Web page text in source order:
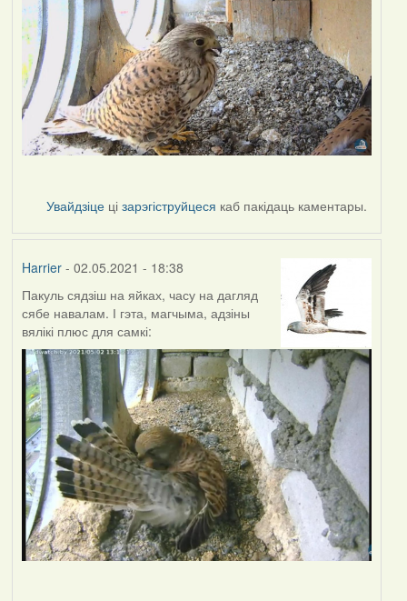
Увайдзіце цізарэгіструйцеся каб пакідаць каментары.
Harrier- 02.05.2021 - 18:38
Пакуль сядзіш на яйках, часу на дагляд
сябе навалам. І гэта, магчыма, адзіны
вялікі плюс для самкі: